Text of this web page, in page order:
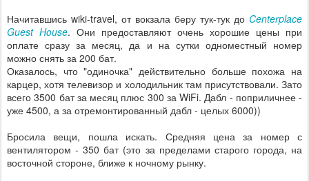
Начитавшись wiki-travel, от вокзала беру тук-тук до Centerplace
Guest House. Они предоставляют очень хорошие цены при
оплате сразу за месяц, да и на сутки одноместный номер
можно снять за 200 бат.
Оказалось, что "одиночка" действительно больше похожа на
карцер, хотя телевизор и холодильник там присутствовали. Зато
всего 3500 бат за месяц плюс 300 за WiFi. Дабл - поприличнее -
уже 4500, а за отремонтированный дабл - целых 6000))
Бросила вещи, пошла искать. Средняя цена за номер с
вентилятором - 350 бат (это за пределами старого города, на
восточной стороне, ближе к ночному рынку.